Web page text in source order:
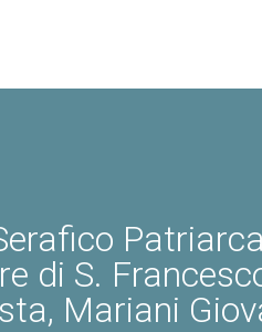
di S.
Mariani